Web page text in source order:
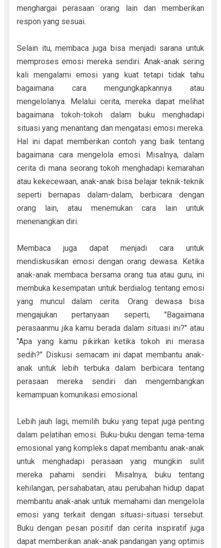
menghargai perasaan orang lain dan memberikan
respon yang sesuai.
Selain itu, membaca juga bisa menjadi sarana untuk
memproses emosi mereka sendiri. Anak-anak sering
kali mengalami emosi yang kuat tetapi tidak tahu
bagaimana cara mengungkapkannya atau
mengelolanya. Melalui cerita, mereka dapat melihat
bagaimana tokoh-tokoh dalam buku menghadapi
situasi yang menantang dan mengatasi emosi mereka.
Hal ini dapat memberikan contoh yang baik tentang
bagaimana cara mengelola emosi. Misalnya, dalam
cerita di mana seorang tokoh menghadapi kemarahan
atau kekecewaan, anak-anak bisa belajar teknik-teknik
seperti bernapas dalam-dalam, berbicara dengan
orang lain, atau menemukan cara lain untuk
menenangkan diri.
Membaca juga dapat menjadi cara untuk
mendiskusikan emosi dengan orang dewasa. Ketika
anak-anak membaca bersama orang tua atau guru, ini
membuka kesempatan untuk berdialog tentang emosi
yang muncul dalam cerita. Orang dewasa bisa
mengajukan pertanyaan seperti, "Bagaimana
perasaanmu jika kamu berada dalam situasi ini?" atau
"Apa yang kamu pikirkan ketika tokoh ini merasa
sedih?" Diskusi semacam ini dapat membantu anak-
anak untuk lebih terbuka dalam berbicara tentang
perasaan mereka sendiri dan mengembangkan
kemampuan komunikasi emosional.
Lebih jauh lagi, memilih buku yang tepat juga penting
dalam pelatihan emosi. Buku-buku dengan tema-tema
emosional yang kompleks dapat membantu anak-anak
untuk menghadapi perasaan yang mungkin sulit
mereka pahami sendiri. Misalnya, buku tentang
kehilangan, persahabatan, atau perubahan hidup dapat
membantu anak-anak untuk memahami dan mengelola
emosi yang terkait dengan situasi-situasi tersebut.
Buku dengan pesan positif dan cerita inspiratif juga
dapat memberikan anak-anak pandangan yang optimis